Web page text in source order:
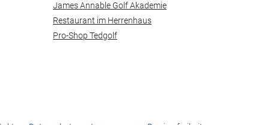
James Annable Golf Akademie
Restaurant im Herrenhaus
Pro-Shop Tedgolf